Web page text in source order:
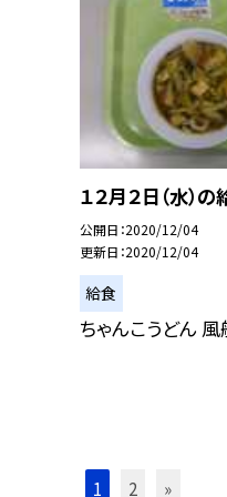
１２月２日（水）
公開日 2020/12/04
更新日 2020/12/04
給食
ちゃんこうどん
1 2 »